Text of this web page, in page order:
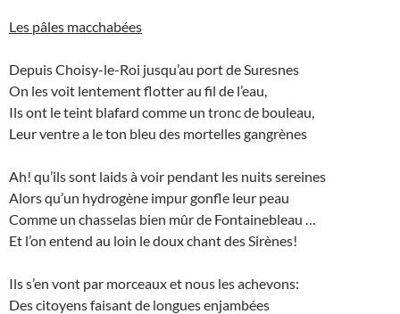
Les pâles macchabées
Depuis Choisy-le-Roi jusqu’au port de Suresnes
On les voit lentement flotter au fil de l’eau,
Ils ont le teint blafard comme un tronc de bouleau,
Leur ventre a le ton bleu des mortelles gangrènes
Ah! qu’ils sont laids à voir pendant les nuits sereines
Alors qu’un hydrogène impur gonfle leur peau
Comme un chasselas bien mûr de Fontainebleau …
Et l’on entend au loin le doux chant des Sirènes!
Ils s’en vont par morceaux et nous les achevons:
Des citoyens faisant de longues enjambées